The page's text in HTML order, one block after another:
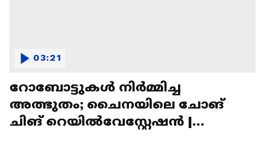
റോബോട്ടുകൾ നിർമ്മിച്ച
അത്ഭുതം; ചൈനയിലെ ചോങ്
ചിങ് റെയിൽവേസ്റ്റേഷൻ |
03:21